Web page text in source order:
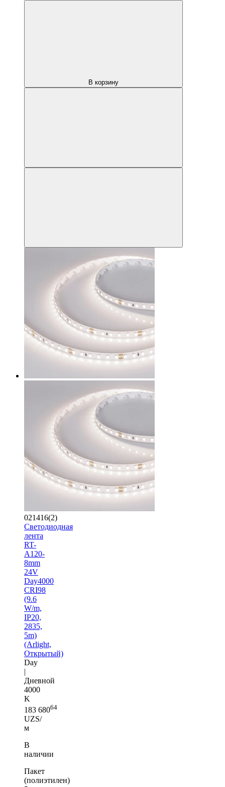
В корзину
021416(2)
Светодиодная
лента
RT-
A120-
8mm
24V
Day4000
CRI98
(9.6
W/m,
IP20,
2835,
5m)
(Arlight,
Открытый)
Day
|
Дневной
4000
K
183 68064
UZS/
м
В
наличии
Пакет
(полиэтилен)